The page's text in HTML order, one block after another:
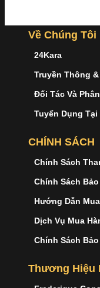
Về Chúng Tôi
24Kara
Truyền Thông
Đối Tác Và
Tuyển Dụng Tại
CHÍNH SÁCH
Chính Sách
Chính Sách
Hướng Dẫn
Dịch Vụ Mua
Chính Sách
Thương Hiệu